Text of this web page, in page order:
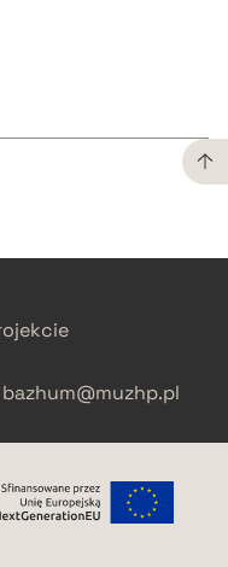
bazhum@muzhp.pl